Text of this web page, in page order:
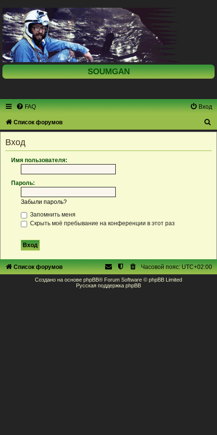
SOUMGAN
FAQ Вход
Список форумов
Вход
Имя пользователя:
Пароль:
Забыли пароль?
Запомнить меня
Скрыть моё пребывание на конференции в этот раз
Список форумов Часовой пояс:UTC+02:00
Создано на основе phpBB® Forum Software © phpBB Limited
Русская поддержка phpBB